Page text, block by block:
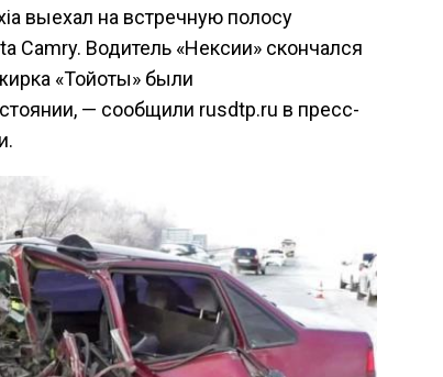
выехал на встречную полосу
Camry. Водитель «Нексии» скончался
«Тойоты» были
— сообщили rusdtp.ru в пресс-